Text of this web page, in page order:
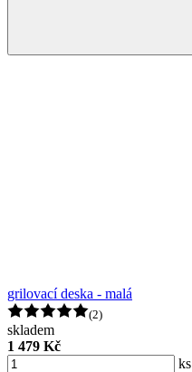
grilovací deska - malá
(2)
skladem
1 479 Kč
ks